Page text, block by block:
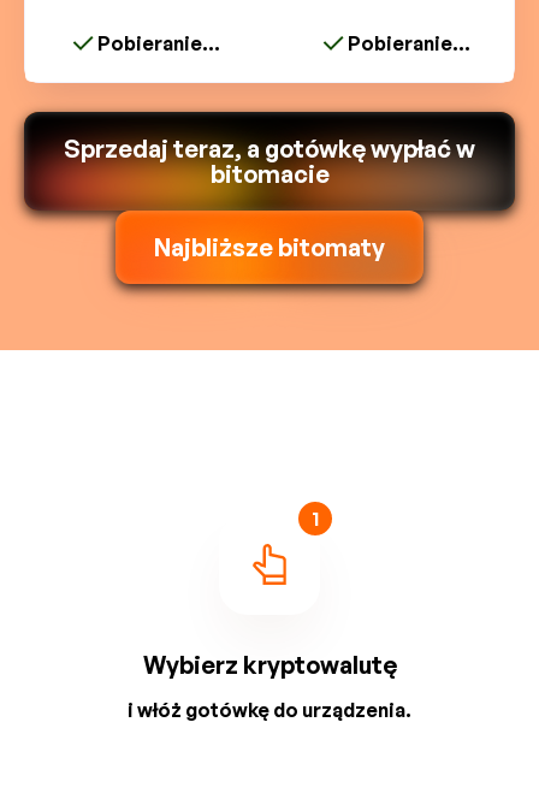
Pobieranie... Pobieranie...
Sprzedaj teraz, a gotówkę wypłać w
bitomacie
Najbliższe bitomaty
1
Wybierz kryptowalutę
i włóż gotówkę do urządzenia.